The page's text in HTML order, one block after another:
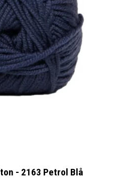
- 2163 Petrol Blå